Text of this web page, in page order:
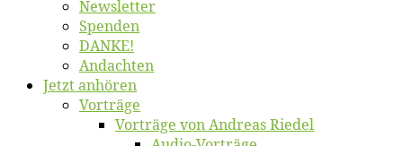
News­let­ter
Spen­den
DANKE!
An­dach­ten
Jetzt an­hö­ren
Vor­trä­ge
Vor­trä­ge von An­dre­as Riedel